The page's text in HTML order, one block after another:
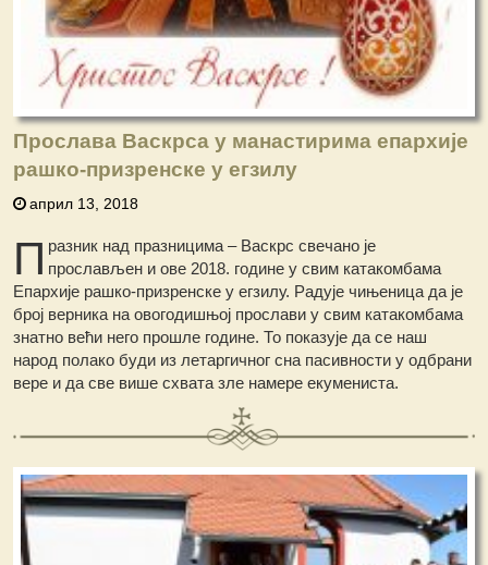
Прослава Васкрса у манастирима епархије
рашко-призренске у егзилу
април 13, 2018
П разник над празницима – Васкрс свечано је
прослављен и ове 2018. године у свим катакомбама
Епархије рашко-призренске у егзилу. Радује чињеница да је
број верника на овогодишњој прослави у свим катакомбама
знатно већи него прошле године. То показује да се наш
народ полако буди из летаргичног сна пасивности у одбрани
вере и да све више схвата зле намере екумениста.